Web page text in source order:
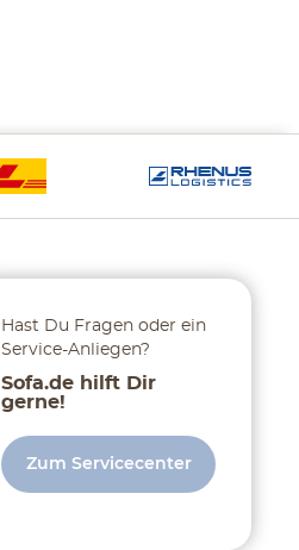
Hast Du Fragen oder ein
Service-Anliegen?
Sofa.de hilft Dir
gerne!
Zum Servicecenter